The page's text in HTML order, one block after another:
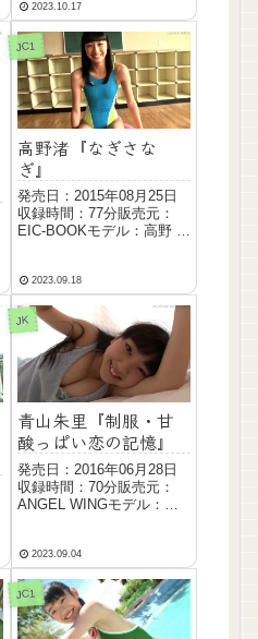
年月日：1997年07月13日
サイズ：T1...
2023.10.17
JC1
高野渚『なぎさな
ぎ』
発売日：2015年08月25日
収録時間：77分販売元：
EIC-BOOKモデル：高野 渚
T16...
2023.09.18
JK
青山朱里『制服・甘
酸っぱい恋の記憶』
発売日：2016年06月28日
収録時間：70分販売元：
ANGEL WINGモデル：青
イズ：T...
2023.09.04
JC1